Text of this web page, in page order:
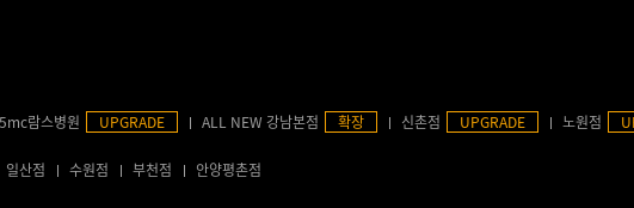
람스병원 UPGRADE ALL NEW 강남본점 확장 신촌점 UPGRADE 노원점
일산점 수원점 부천점 안양평촌점